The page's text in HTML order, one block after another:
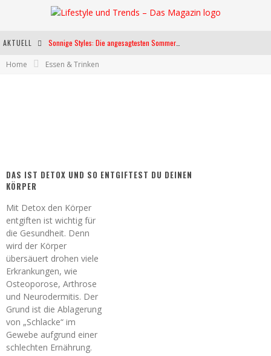
AKTUELL
Home Essen & Trinken
DAS IST DETOX UND SO ENTGIFTEST DU DEINEN
KÖRPER
Mit Detox den Körper
entgiften ist wichtig für
die Gesundheit. Denn
wird der Körper
übersäuert drohen viele
Erkrankungen, wie
Osteoporose, Arthrose
und Neurodermitis. Der
Grund ist die Ablagerung
von „Schlacke“ im
Gewebe aufgrund einer
schlechten Ernährung.